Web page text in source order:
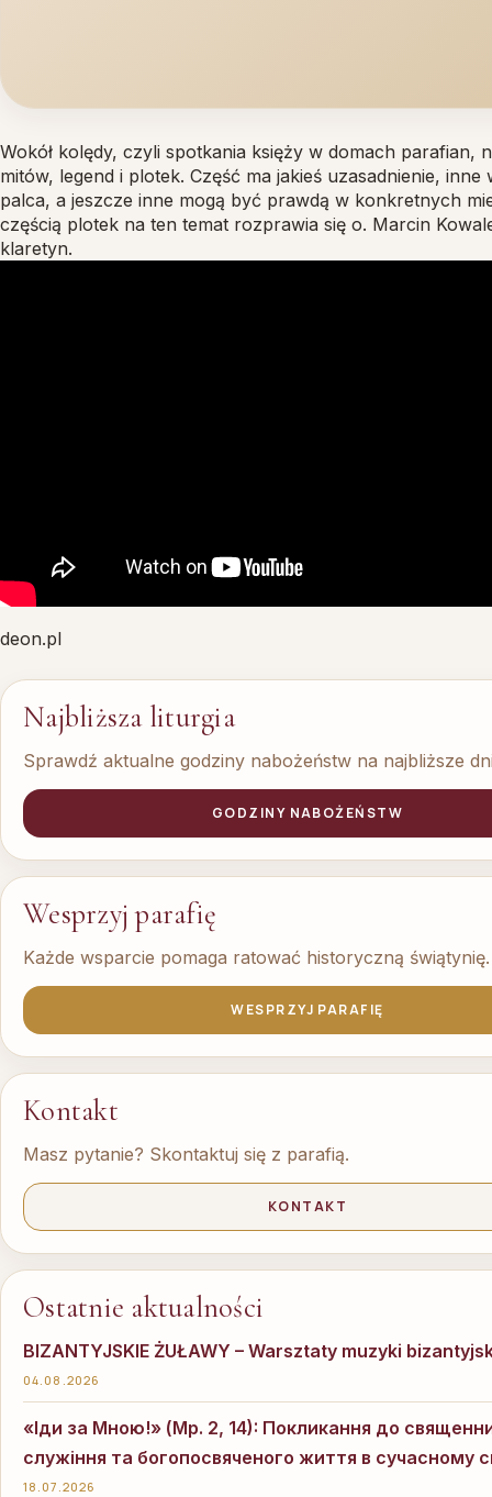
Wokół kolędy, czyli spotkania księży w domach parafian,
mitów, legend i plotek. Część ma jakieś uzasadnienie, inne
palca, a jeszcze inne mogą być prawdą w konkretnych
częścią plotek na ten temat rozprawia się o. Marcin
klaretyn.
deon.pl
Najbliższa liturgia
Sprawdź aktualne godziny nabożeństw na najbliższe
GODZINY NABOŻEŃSTW
Wesprzyj parafię
Każde wsparcie pomaga ratować historyczną świątynię.
WESPRZYJ PARAFIĘ
Kontakt
Masz pytanie? Skontaktuj się z parafią.
KONTAKT
Ostatnie aktualności
BIZANTYJSKIE ŻUŁAWY – Warsztaty muzyki
04.08.2026
«Іди за Мною!» (Мр. 2, 14): Покликання до
служіння та богопосвяченого життя в сучасному
18.07.2026